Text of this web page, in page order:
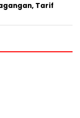
Tarif